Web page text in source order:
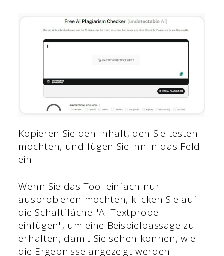
Kopieren Sie den Inhalt, den Sie testen
möchten, und fügen Sie ihn in das Feld
ein.
Wenn Sie das Tool einfach nur
ausprobieren möchten, klicken Sie auf
die Schaltfläche "AI-Textprobe
einfügen", um eine Beispielpassage zu
erhalten, damit Sie sehen können, wie
die Ergebnisse angezeigt werden.